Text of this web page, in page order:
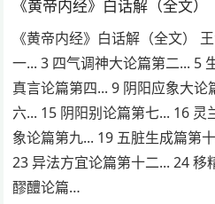
《黄帝内经》白话解（全文）
《黄帝内经》白话解（全文）
一... 3 四气调神大论篇第二... 5
真言论篇第四... 9 阴阳应象大
六... 15 阴阳别论篇第七... 16
象论篇第九... 19 五脏生成篇第
23 异法方宜论篇第十二... 24 移
醪醴论篇…